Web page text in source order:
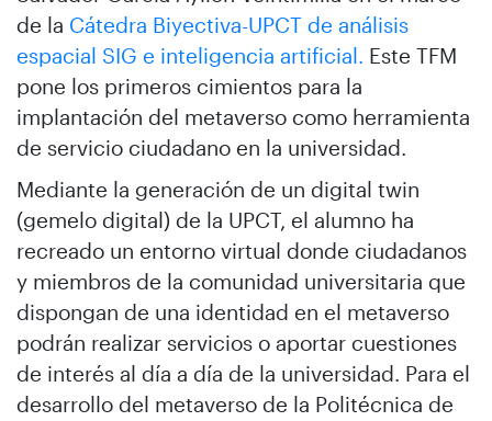
de la Cátedra Biyectiva-UPCT de análisis
espacial SIG e inteligencia artificial. Este TFM
pone los primeros cimientos para la
implantación del metaverso como herramienta
de servicio ciudadano en la universidad.
Mediante la generación de un digital twin
(gemelo digital) de la UPCT, el alumno ha
recreado un entorno virtual donde ciudadanos
y miembros de la comunidad universitaria que
dispongan de una identidad en el metaverso
podrán realizar servicios o aportar cuestiones
de interés al día a día de la universidad. Para el
desarrollo del metaverso de la Politécnica de